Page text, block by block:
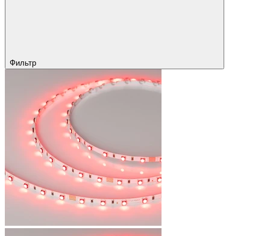
Фильтр